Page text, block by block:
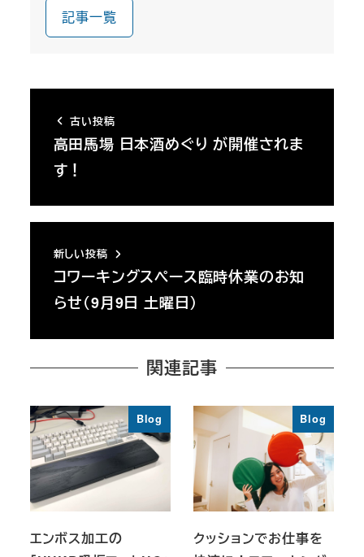
記事一覧
古い投稿
高田馬場 日本酒めぐり が開催されま
す！
新しい投稿
コワーキングスペース臨時休業のお知
らせ（9月9日 土曜日）
関連記事
Blog
エンボス加工の
Blog
クッションでお仕事を